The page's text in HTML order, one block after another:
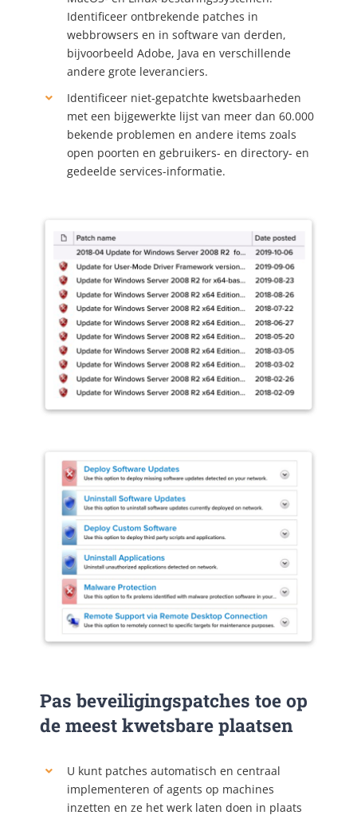
Identificeer ontbrekende patches in
webbrowsers en in software van derden,
bijvoorbeeld Adobe, Java en verschillende
andere grote leveranciers.
Identificeer niet-gepatchte kwetsbaarheden
met een bijgewerkte lijst van meer dan 60.000
bekende problemen en andere items zoals
open poorten en gebruikers- en directory- en
gedeelde services-informatie.
Pas beveiligingspatches toe op
de meest kwetsbare plaatsen
U kunt patches automatisch en centraal
implementeren of agents op machines
inzetten en ze het werk laten doen in plaats